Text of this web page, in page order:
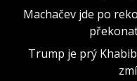
Machačev jde po
Trump je prý